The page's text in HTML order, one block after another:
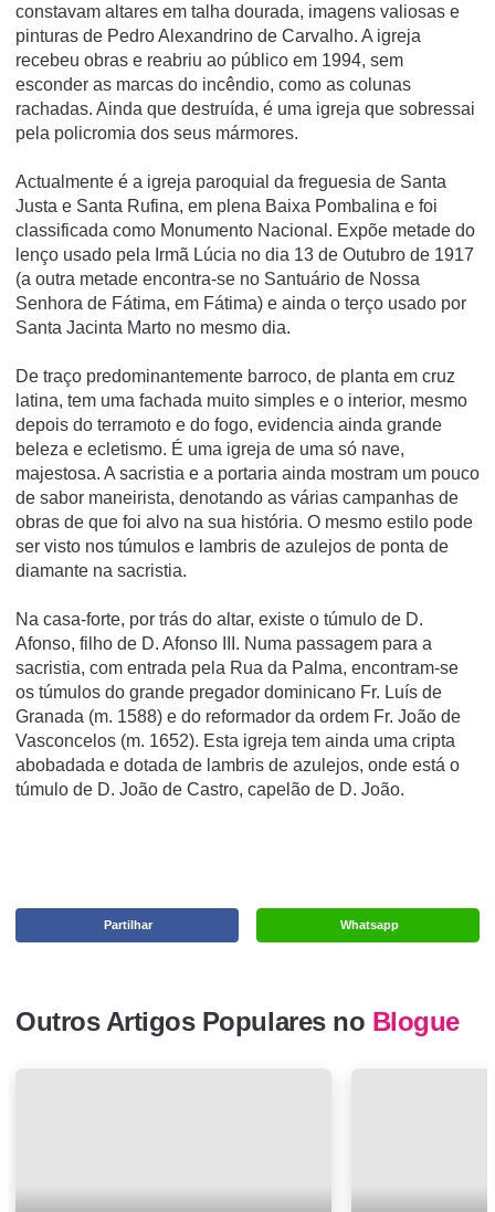
constavam altares em talha dourada, imagens valiosas e
pinturas de Pedro Alexandrino de Carvalho. A igreja
recebeu obras e reabriu ao público em 1994, sem
esconder as marcas do incêndio, como as colunas
rachadas. Ainda que destruí­da, é uma igreja que sobressai
pela policromia dos seus mármores.
Actualmente é a igreja paroquial da freguesia de Santa
Justa e Santa Rufina, em plena Baixa Pombalina e foi
classificada como Monumento Nacional. Expõe metade do
lenço usado pela Irmã Lúcia no dia 13 de Outubro de 1917
(a outra metade encontra-se no Santuário de Nossa
Senhora de Fátima, em Fátima) e ainda o terço usado por
Santa Jacinta Marto no mesmo dia.
De traço predominantemente barroco, de planta em cruz
latina, tem uma fachada muito simples e o interior, mesmo
depois do terramoto e do fogo, evidencia ainda grande
beleza e ecletismo. É uma igreja de uma só nave,
majestosa. A sacristia e a portaria ainda mostram um pouco
de sabor maneirista, denotando as várias campanhas de
obras de que foi alvo na sua história. O mesmo estilo pode
ser visto nos túmulos e lambris de azulejos de ponta de
diamante na sacristia.
Na casa-forte, por trás do altar, existe o túmulo de D.
Afonso, filho de D. Afonso III. Numa passagem para a
sacristia, com entrada pela Rua da Palma, encontram-se
os túmulos do grande pregador dominicano Fr. Luí­s de
Granada (m. 1588) e do reformador da ordem Fr. João de
Vasconcelos (m. 1652). Esta igreja tem ainda uma cripta
abobadada e dotada de lambris de azulejos, onde está o
túmulo de D. João de Castro, capelão de D. João.
Whatsapp
Partilhar
Outros Artigos Populares no Blogue